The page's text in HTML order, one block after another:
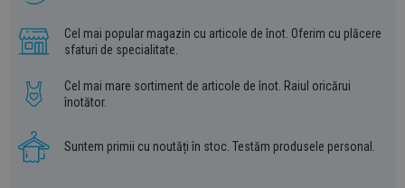
Cel mai popular magazin cu articole de înot. Oferim cu plăcere
sfaturi de specialitate.
Cel mai mare sortiment de articole de înot. Raiul oricărui
înotător.
Suntem primii cu noutăți în stoc. Testăm produsele personal.